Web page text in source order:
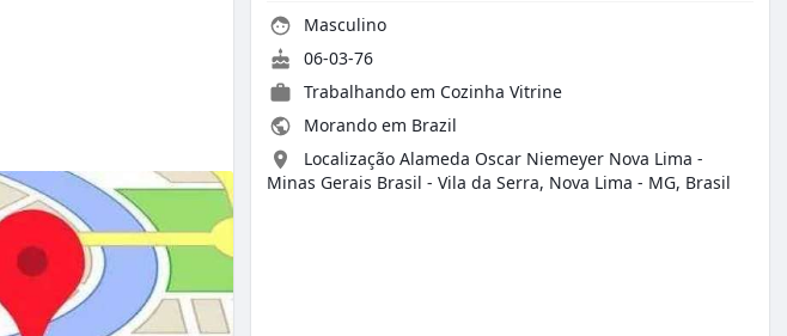
Masculino
06-03-76
Trabalhando em Cozinha Vitrine
Morando em Brazil
Localização Alameda Oscar Niemeyer Nova Lima -
Minas Gerais Brasil - Vila da Serra, Nova Lima - MG, Brasil